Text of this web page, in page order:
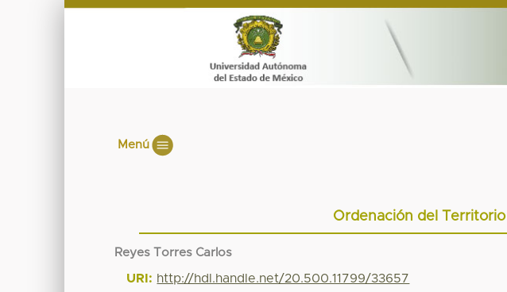
Menú
Ordenación del Territorio
Reyes Torres Carlos
URI: http://hdl.handle.net/20.500.11799/33657